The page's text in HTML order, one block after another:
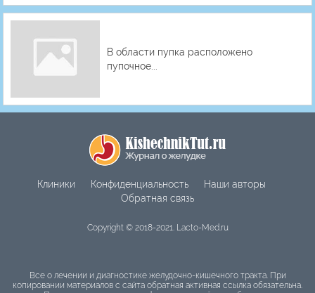
В области пупка расположено
пупочное...
Клиники Конфиденциальность
Наши авторы
Обратная связь
Copyright © 2018-2021. Lacto-Med.ru
Все о лечении и диагностике желудочно-кишечного тракта. При
копировании материалов с сайта обратная активная ссылка обязательна.